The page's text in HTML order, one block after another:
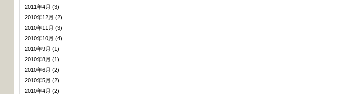
2011年4月 (3)
2010年12月 (2)
2010年11月 (3)
2010年10月 (4)
2010年9月 (1)
2010年8月 (1)
2010年6月 (2)
2010年5月 (2)
2010年4月 (2)